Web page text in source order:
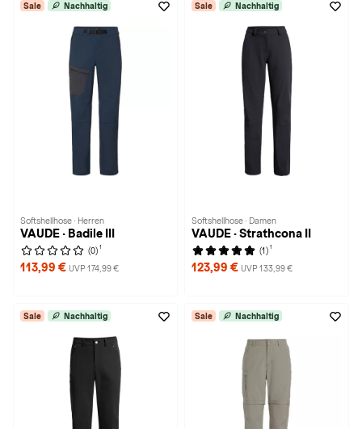
Sale Nachhaltig
Softshellhose · Herren
VAUDE · Badile III
(0) 1
113,99 € UVP 174,99 €
Sale Nachhaltig
Softshellhose · Damen
VAUDE · Strathcona II
(1) 1
123,99 € UVP 133,99 €
Sale Nachhaltig Sale Nachhaltig